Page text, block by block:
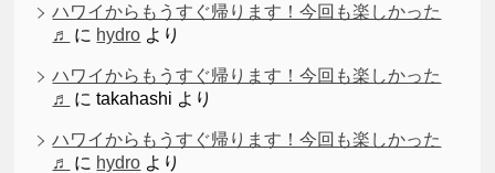
ハワイからもうすぐ帰ります！今回も楽しかった
♬
に hydro より
ハワイからもうすぐ帰ります！今回も楽しかった
♬
にtakahashi より
ハワイからもうすぐ帰ります！今回も楽しかった
♬
に hydro より